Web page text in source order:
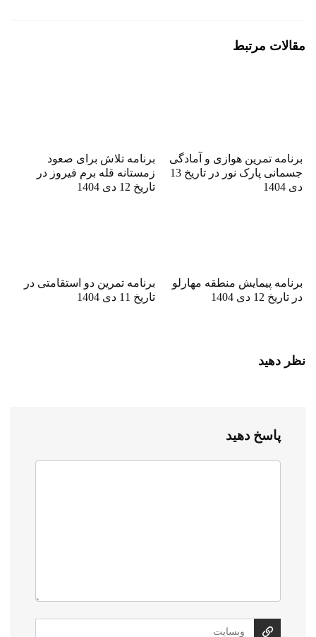
مقالات مرتبط
برنامه تمرین هوازی و آمادگی
جسمانی پارک نور در تاریخ 13
دی 1404
برنامه تلاش برای صعود
زمستانه قله برم فیروز در
تاریخ 12 دی 1404
برنامه پیمایش منطقه مهارلو
در تاریخ 12 دی 1404
برنامه تمرین دو استقامتی در
تاریخ 11 دی 1404
نظر دهید
پاسخ دهید